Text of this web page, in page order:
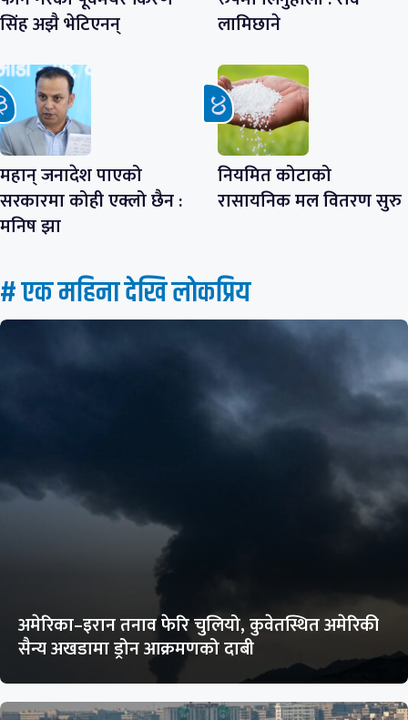
सिंह अझै भेटिएनन्
लामिछाने
महान् जनादेश पाएको
सरकारमा कोही एक्लो छैन :
मनिष झा
नियमित कोटाको
रासायनिक मल वितरण सुरु
# एक महिना देखि लाेकप्रिय
अमेरिका–इरान तनाव फेरि चुलियो, कुवेतस्थित अमेरिकी
सैन्य अखडामा ड्रोन आक्रमणको दाबी